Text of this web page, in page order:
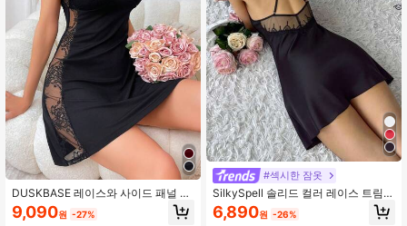
DUSKBASE 레이스와 사이드 패널 디
자인이 있는 여성용 수면 드레스 파자
마 드레스
9,090원 -27%
#섹시한 잠옷
SilkySpell 솔리드 컬러 레이스 트림
새틴 캐미솔 잠옷
6,890원 -26%